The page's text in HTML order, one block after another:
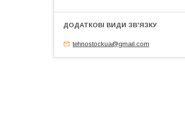
tehnostockua@gmail.com